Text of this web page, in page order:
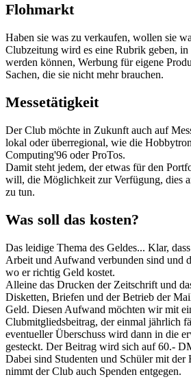
Flohmarkt
Haben sie was zu verkaufen, wollen sie
Clubzeitung wird es eine Rubrik geben, in
werden können, Werbung für eigene
Sachen, die sie nicht mehr brauchen.
Messetätigkeit
Der Club möchte in Zukunft auch auf
lokal oder überregional, wie die
Computing'96 oder ProTos.
Damit steht jedem, der etwas für den
will, die Möglichkeit zur Verfügung, dies
zu tun.
Was soll das kosten?
Das leidige Thema des Geldes... Klar,
Arbeit und Aufwand verbunden sind und
wo er richtig Geld kostet.
Alleine das Drucken der Zeitschrift und
Disketten, Briefen und der Betrieb der
Geld. Diesen Aufwand möchten wir mit
Clubmitgliedsbeitrag, der einmal jährlich
eventueller Überschuss wird dann in die
gesteckt. Der Beitrag wird sich auf 60.-
Dabei sind Studenten und Schüler mit
nimmt der Club auch Spenden entgegen.